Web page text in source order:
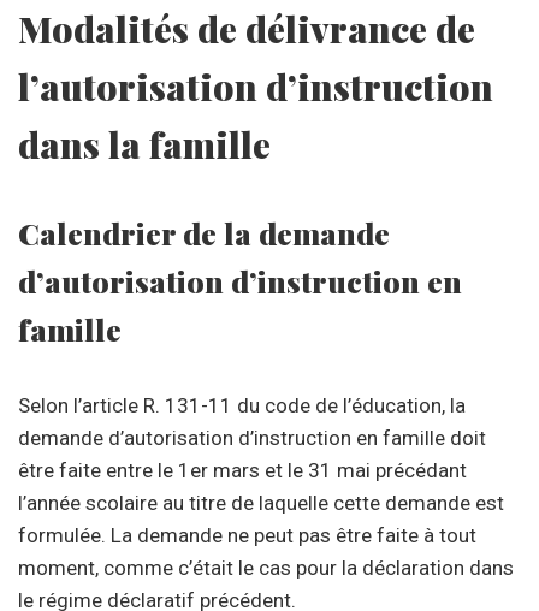
Modalités de délivrance de
l’autorisation d’instruction
dans la famille
Calendrier de la demande
d’autorisation d’instruction en
famille
Selon l’article R. 131-11 du code de l’éducation, la
demande d’autorisation d’instruction en famille doit
être faite entre le 1er mars et le 31 mai précédant
l’année scolaire au titre de laquelle cette demande est
formulée. La demande ne peut pas être faite à tout
moment, comme c’était le cas pour la déclaration dans
le régime déclaratif précédent.